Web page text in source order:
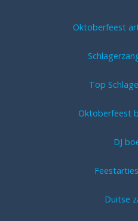
Oktoberfeest
Top
Oktoberfeest
DJ
Duitse